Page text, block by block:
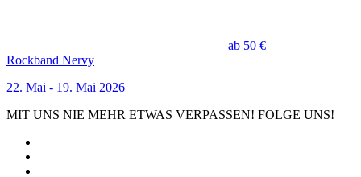
ab 50 €
Rockband Nervy
22. Mai - 19. Mai 2026
MIT UNS NIE MEHR ETWAS VERPASSEN! FOLGE UNS!